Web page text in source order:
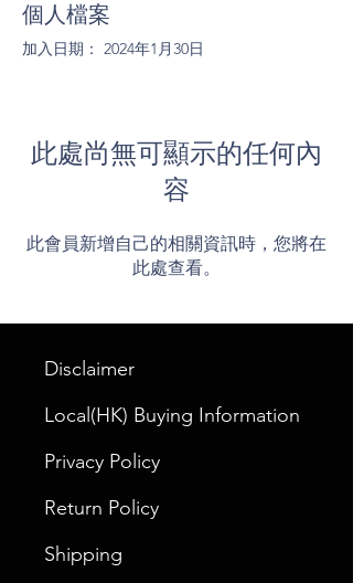
個人檔案
加入日期： 2024年1月30日
此處尚無可顯示的任何內
容
此會員新增自己的相關資訊時，您將在
此處查看。
Disclaimer
Local(HK) Buying Information
Privacy Policy
Return Policy
Shipping